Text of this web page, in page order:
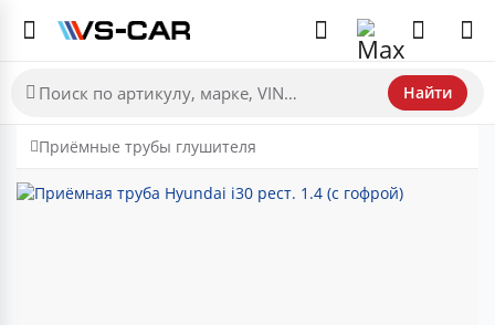
Найти
Приёмные трубы глушителя